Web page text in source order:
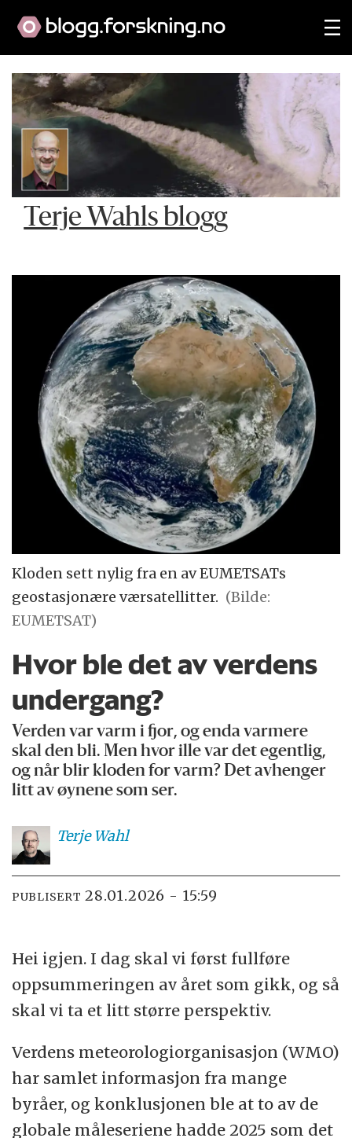
Terje Wahls blogg
Kloden sett nylig fra en av EUMETSATs
geostasjonære værsatellitter. (Bilde:
EUMETSAT)
Hvor ble det av verdens
undergang?
Verden var varm i fjor, og enda varmere
skal den bli. Men hvor ille var det egentlig,
og når blir kloden for varm? Det avhenger
litt av øynene som ser.
Terje Wahl
PUBLISERT 28.01.2026 - 15:59
Hei igjen. I dag skal vi først fullføre
oppsummeringen av året som gikk, og så
skal vi ta et litt større perspektiv.
Verdens meteorologiorganisasjon (WMO)
har samlet informasjon fra mange
byråer, og konklusjonen ble at to av de
globale måleseriene hadde 2025 som det